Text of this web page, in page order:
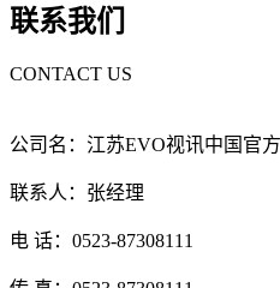
联系我们
CONTACT US
公司名：江苏EVO视讯中国官
联系人：张经理
电 话：0523-87308111